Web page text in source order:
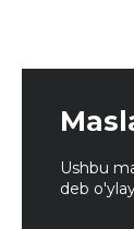
Ushbu
deb